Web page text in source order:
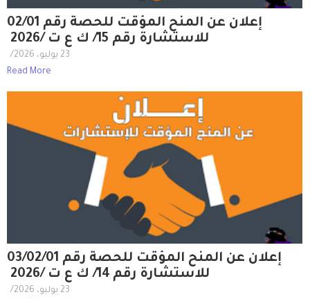
إعلان عن المنح المؤقت للحصة رقم 02/01
للاستشارة رقم 15/ ك ع ت /2026
23 يوليو، 2026
/
Read More
إعلان عن المنح المؤقت للحصة رقم 03/02/01
للاستشارة رقم 14/ ك ع ت /2026
23 يوليو، 2026
/